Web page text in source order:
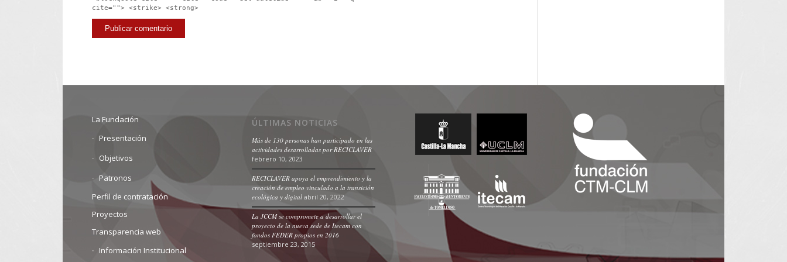
cite=""> <strike> <strong>
La Fundación
Presentación
Objetivos
Patronos
Perfil de contratación
Proyectos
Transparencia web
Información Institucional
ÚLTIMAS NOTICIAS
Más de 130 personas han participado en las
actividades desarrolladas por RECICLAVER
febrero 10, 2023
RECICLAVER apoya el emprendimiento y la
creación de empleo vinculado a la transición
ecológica y digital abril 20, 2022
La JCCM se compromete a desarrollar el
proyecto de la nueva sede de Itecam con
fondos FEDER propios en 2016
septiembre 23, 2015